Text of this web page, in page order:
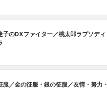
子のDXファイター／桃太郎ラプソディ
服／金の征服・銀の征服／友情・努力・